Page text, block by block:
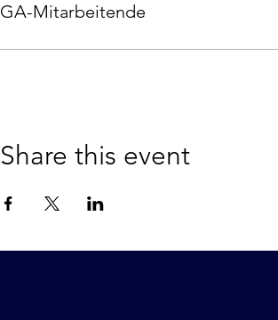
GA-Mitarbeitende
Share this event